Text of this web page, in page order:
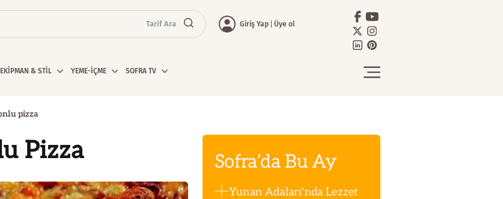
Tarif Ara Giriş Yap Üye ol
EKİPMAN & STİL YEME-İÇME SOFRA TV
pizza
Pizza Sofra’da Bu Ay
Yunan Adaları'nda Lezzet